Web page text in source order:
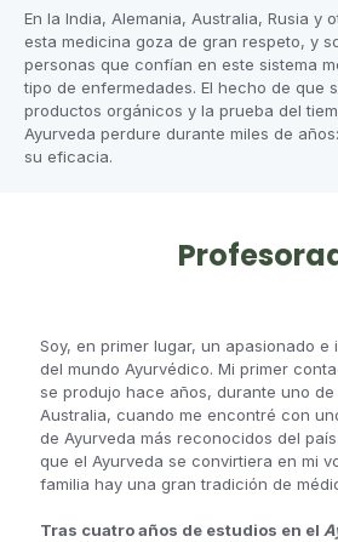
En la India, Alemania, Australia, Rusia y
esta medicina goza de gran respeto, y
personas que confían en este sistema
tipo de enfermedades. El hecho de que
productos orgánicos y la prueba del
Ayurveda perdure durante miles de
su eficacia.
Soy, en primer lugar, un apasionado e
del mundo Ayurvédico. Mi primer
se produjo hace años, durante uno de
Australia, cuando me encontré con
de Ayurveda más reconocidos del
que el Ayurveda se convirtiera en mi
familia hay una gran tradición de
Tras cuatro años de estudios en el